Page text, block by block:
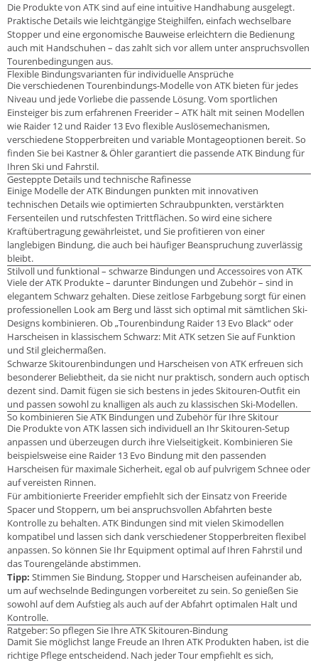
Die Produkte von ATK sind auf eine intuitive Handhabung ausgelegt.
Praktische Details wie leichtgängige Steighilfen, einfach wechselbare
Stopper und eine ergonomische Bauweise erleichtern die Bedienung
auch mit Handschuhen – das zahlt sich vor allem unter anspruchsvollen
Tourenbedingungen aus.
Flexible Bindungsvarianten für individuelle Ansprüche
Die verschiedenen Tourenbindungs-Modelle von ATK bieten für jedes
Niveau und jede Vorliebe die passende Lösung. Vom sportlichen
Einsteiger bis zum erfahrenen Freerider – ATK hält mit seinen Modellen
wie Raider 12 und Raider 13 Evo flexible Auslösemechanismen,
verschiedene Stopperbreiten und variable Montageoptionen bereit. So
finden Sie bei Kastner & Öhler garantiert die passende ATK Bindung für
Ihren Ski und Fahrstil.
Gesteppte Details und technische Rafinesse
Einige Modelle der ATK Bindungen punkten mit innovativen
technischen Details wie optimierten Schraubpunkten, verstärkten
Fersenteilen und rutschfesten Trittflächen. So wird eine sichere
Kraftübertragung gewährleistet, und Sie profitieren von einer
langlebigen Bindung, die auch bei häufiger Beanspruchung zuverlässig
bleibt.
Stilvoll und funktional – schwarze Bindungen und Accessoires von ATK
Viele der ATK Produkte – darunter Bindungen und Zubehör – sind in
elegantem Schwarz gehalten. Diese zeitlose Farbgebung sorgt für einen
professionellen Look am Berg und lässt sich optimal mit sämtlichen Ski-
Designs kombinieren. Ob „Tourenbindung Raider 13 Evo Black“ oder
Harscheisen in klassischem Schwarz: Mit ATK setzen Sie auf Funktion
und Stil gleichermaßen.
Schwarze Skitourenbindungen und Harscheisen von ATK erfreuen sich
besonderer Beliebtheit, da sie nicht nur praktisch, sondern auch optisch
dezent sind. Damit fügen sie sich bestens in jedes Skitouren-Outfit ein
und passen sowohl zu knalligen als auch zu klassischen Ski-Modellen.
So kombinieren Sie ATK Bindungen und Zubehör für Ihre Skitour
Die Produkte von ATK lassen sich individuell an Ihr Skitouren-Setup
anpassen und überzeugen durch ihre Vielseitigkeit. Kombinieren Sie
beispielsweise eine Raider 13 Evo Bindung mit den passenden
Harscheisen für maximale Sicherheit, egal ob auf pulvrigem Schnee oder
auf vereisten Rinnen.
Für ambitionierte Freerider empfiehlt sich der Einsatz von Freeride
Spacer und Stoppern, um bei anspruchsvollen Abfahrten beste
Kontrolle zu behalten. ATK Bindungen sind mit vielen Skimodellen
kompatibel und lassen sich dank verschiedener Stopperbreiten flexibel
anpassen. So können Sie Ihr Equipment optimal auf Ihren Fahrstil und
das Tourengelände abstimmen.
Tipp: Stimmen Sie Bindung, Stopper und Harscheisen aufeinander ab,
um auf wechselnde Bedingungen vorbereitet zu sein. So genießen Sie
sowohl auf dem Aufstieg als auch auf der Abfahrt optimalen Halt und
Kontrolle.
Ratgeber: So pflegen Sie Ihre ATK Skitouren-Bindung
Damit Sie möglichst lange Freude an Ihren ATK Produkten haben, ist die
richtige Pflege entscheidend. Nach jeder Tour empfiehlt es sich,